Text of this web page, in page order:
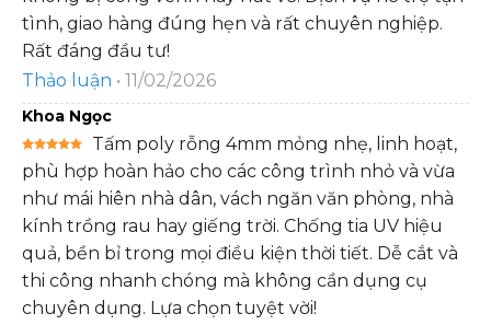
tình, giao hàng đúng hẹn và rất chuyên nghiệp.
Rất đáng đầu tư!
Thảo luận • 11/02/2026
Khoa Ngọc
Được xếp
hạng5
5
Tấm poly rỗng 4mm mỏng nhẹ, linh hoạt,
phù hợp hoàn hảo cho các công trình nhỏ và vừa
như mái hiên nhà dân, vách ngăn văn phòng, nhà
kính trồng rau hay giếng trời. Chống tia UV hiệu
quả, bền bỉ trong mọi điều kiện thời tiết. Dễ cắt và
thi công nhanh chóng mà không cần dụng cụ
chuyên dụng. Lựa chọn tuyệt vời!